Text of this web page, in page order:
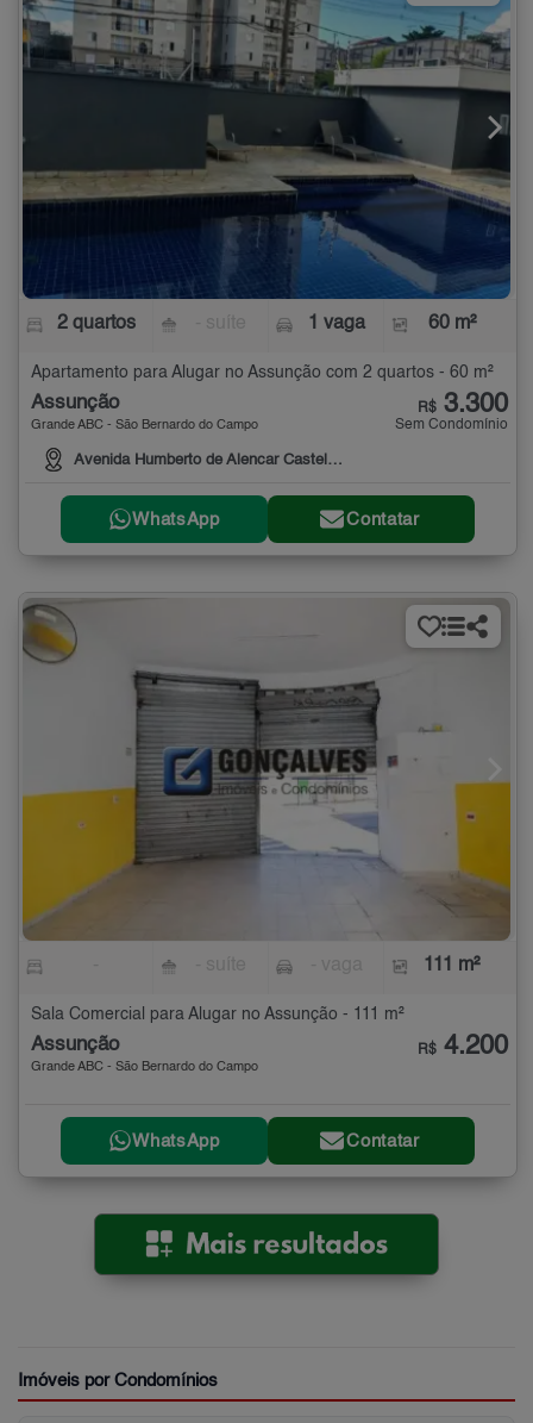
2 quartos 1 vaga 60 m²
Apartamento para Alugar no Assunção com 2 quartos - 60 m²
Assunção
Grande ABC - São Bernardo do Campo
Avenida Humberto de Alencar Castelo Branco, 2900
R$ 3.300
Sem Condomínio
WhatsApp Contatar
111 m²
Sala Comercial para Alugar no Assunção - 111 m²
Assunção
Grande ABC - São Bernardo do Campo
R$ 4.200
WhatsApp Contatar
Imóveis por Condomínios